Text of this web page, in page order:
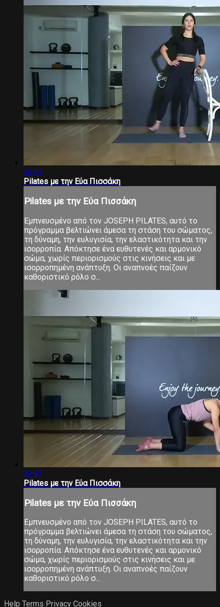
32:29
Pilates με την Εύα Πισσάκη
Pilates με την Εύα Πισσάκη
Εμπνευσμένο από τον JOSEPH PILATES, αυτό το
πρόγραμμα βελτιώνει άμεσα τη στάση του σώματος,
τη δύναμη, την ευλυγισία, την ελαστικότητα και την
ισορροπία. Απόκτησε ένα ευθυτενές και αρμονικό
σώμα, χωρίς περιορισμούς στις κινήσεις και με
ισορροπημένη ανάπτυξη. Οι αναπνοές παίζουν
καθοριστικό ρόλο σ...
32:41
Pilates με την Εύα Πισσάκη
Pilates με την Εύα Πισσάκη
Εμπνευσμένο από τον JOSEPH PILATES, αυτό το
πρόγραμμα βελτιώνει άμεσα τη στάση του σώματος,
τη δύναμη, την ευλυγισία, την ελαστικότητα και την
ισορροπία. Απόκτησε ένα ευθυτενές και αρμονικό
σώμα, χωρίς περιορισμούς στις κινήσεις και με
ισορροπημένη ανάπτυξη. Οι αναπνοές παίζουν
καθοριστικό ρόλο σ...
Help Terms Privacy Cookies